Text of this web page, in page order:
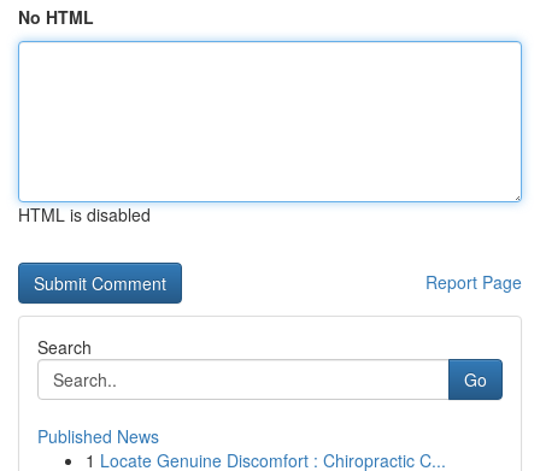
No HTML
HTML is disabled
Report Page
Search
Go
Published News
1 Locate Genuine Discomfort : Chiropractic C...